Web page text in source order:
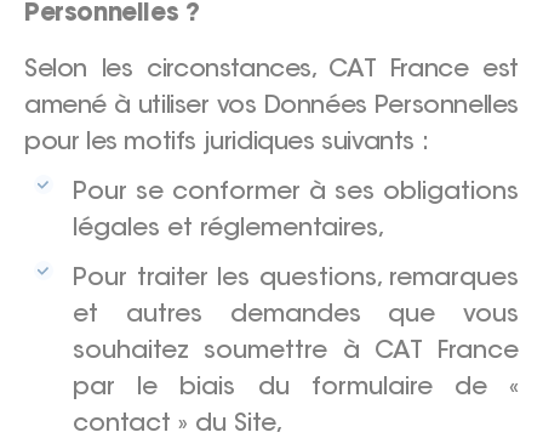
Personnelles ?
Selon les circonstances, CAT France est
amené à utiliser vos Données Personnelles
pour les motifs juridiques suivants :
Pour se conformer à ses obligations
légales et réglementaires,
Pour traiter les questions, remarques
et autres demandes que vous
souhaitez soumettre à CAT France
par le biais du formulaire de «
contact » du Site,